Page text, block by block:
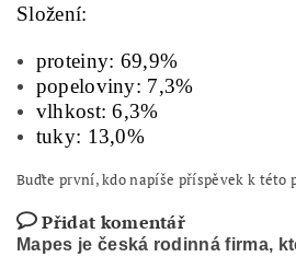
Složení:
proteiny: 69,9%
popeloviny: 7,3%
vlhkost: 6,3%
tuky: 13,0%
Buďte první, kdo napíše příspěvek k této
Přidat komentář
Mapes je česká rodinná firma,